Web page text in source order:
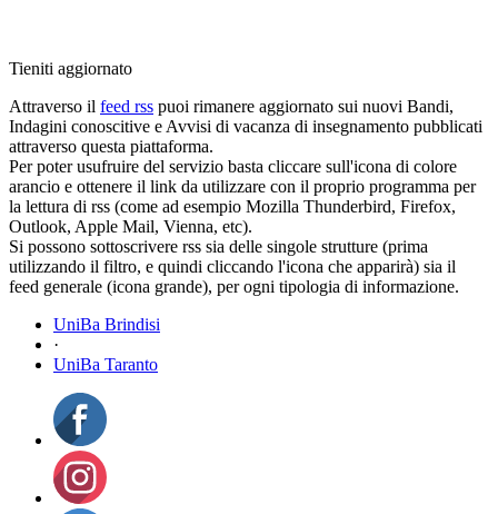
Tieniti aggiornato
Attraverso il feed rss puoi rimanere aggiornato sui nuovi Bandi,
Indagini conoscitive e Avvisi di vacanza di insegnamento pubblicati
attraverso questa piattaforma.
Per poter usufruire del servizio basta cliccare sull'icona di colore
arancio e ottenere il link da utilizzare con il proprio programma per
la lettura di rss (come ad esempio Mozilla Thunderbird, Firefox,
Outlook, Apple Mail, Vienna, etc).
Si possono sottoscrivere rss sia delle singole strutture (prima
utilizzando il filtro, e quindi cliccando l'icona che apparirà) sia il
feed generale (icona grande), per ogni tipologia di informazione.
UniBa Brindisi
·
UniBa Taranto